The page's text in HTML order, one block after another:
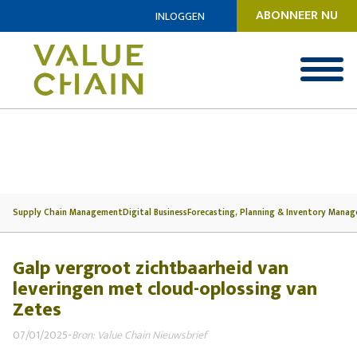
INLOGGEN ABONNEER NU
Supply Chain ManagementDigital BusinessForecasting, Planning & Inventory
Galp vergroot zichtbaarheid van
leveringen met cloud-oplossing van
Zetes
07/01/2025-Bron: Value Chain Nieuwsbrief